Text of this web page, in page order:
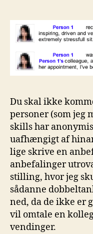
Du skal ikke
personer (som jeg
skills har
uafhængigt af
lige skrive en
anbefalinger
stilling, hvor jeg
sådanne
ned, da de ikke er
vil omtale en
vendinger.